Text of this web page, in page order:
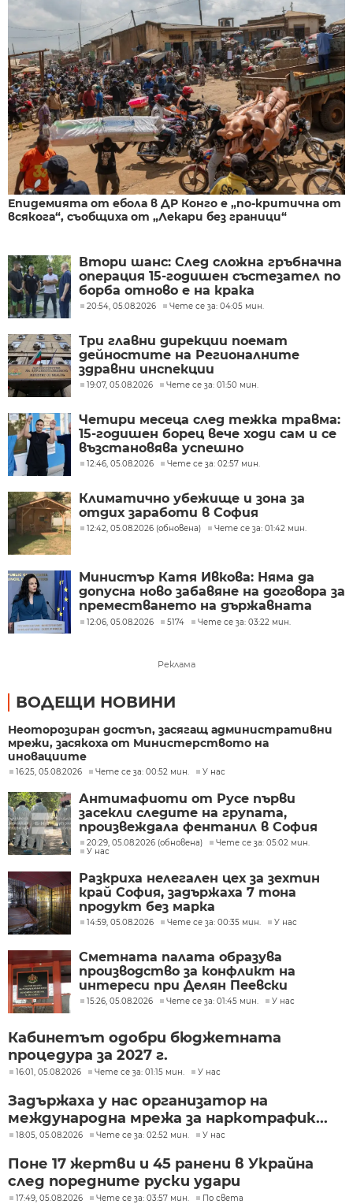
Епидемията от ебола в ДР Конго е „по-критична от
всякога“, съобщиха от „Лекари без граници“
Втори шанс: След сложна гръбначна
операция 15-годишен състезател по
борба отново е на крака
20:54, 05.08.2026 Чете се за: 04:05 мин.
Три главни дирекции поемат
дейностите на Регионалните
здравни инспекции
19:07, 05.08.2026 Чете се за: 01:50 мин.
Четири месеца след тежка травма:
15-годишен борец вече ходи сам и се
възстановява успешно
12:46, 05.08.2026 Чете се за: 02:57 мин.
Климатично убежище и зона за
отдих заработи в София
12:42, 05.08.2026 (обновена) Чете се за: 01:42 мин.
Министър Катя Ивкова: Няма да
допусна ново забавяне на договора за
преместването на държавната
психиатрия
12:06, 05.08.2026 5174 Чете се за: 03:22 мин.
Реклама
ВОДЕЩИ НОВИНИ
Неоторозиран достъп, засягащ административни
мрежи, засякоха от Министерството на
иновациите
16:25, 05.08.2026 Чете се за: 00:52 мин. У нас
Антимафиоти от Русе първи
засекли следите на групата,
произвеждала фентанил в София
20:29, 05.08.2026 (обновена)
Чете се за: 05:02 мин.
У нас
Разкриха нелегален цех за зехтин
край София, задържаха 7 тона
продукт без марка
14:59, 05.08.2026 Чете се за: 00:35 мин. У нас
Сметната палата образува
производство за конфликт на
интереси при Делян Пеевски
15:26, 05.08.2026 Чете се за: 01:45 мин. У нас
Кабинетът одобри бюджетната
процедура за 2027 г.
16:01, 05.08.2026 Чете се за: 01:15 мин. У нас
Задържаха у нас организатор на
международна мрежа за наркотрафик...
18:05, 05.08.2026 Чете се за: 02:52 мин. У нас
Поне 17 жертви и 45 ранени в Украйна
след поредните руски удари
17:49, 05.08.2026 Чете се за: 03:57 мин. По света